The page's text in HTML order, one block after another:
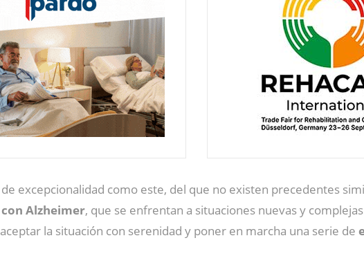
excepcionalidad como este, del que no existen precedentes
Alzheimer, que se enfrentan a situaciones nuevas y
la situación con serenidad y poner en marcha una serie de